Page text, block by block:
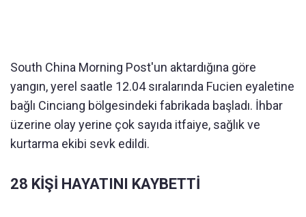
South China Morning Post'un aktardığına göre
yangın, yerel saatle 12.04 sıralarında Fucien eyaletine
bağlı Cinciang bölgesindeki fabrikada başladı. İhbar
üzerine olay yerine çok sayıda itfaiye, sağlık ve
kurtarma ekibi sevk edildi.
28 KİŞİ HAYATINI KAYBETTİ